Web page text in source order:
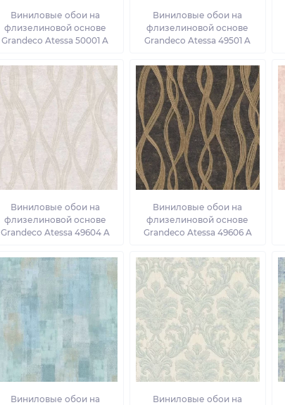
Виниловые обои на
флизелиновой основе
Grandeco Atessa 50001 A
Виниловые обои на
флизелиновой основе
Grandeco Atessa 49501 A
Виниловые обои на
флизелиновой основе
Grandeco Atessa 49604 A
Виниловые обои на
флизелиновой основе
Grandeco Atessa 49606 A
Виниловые обои на
Виниловые обои на